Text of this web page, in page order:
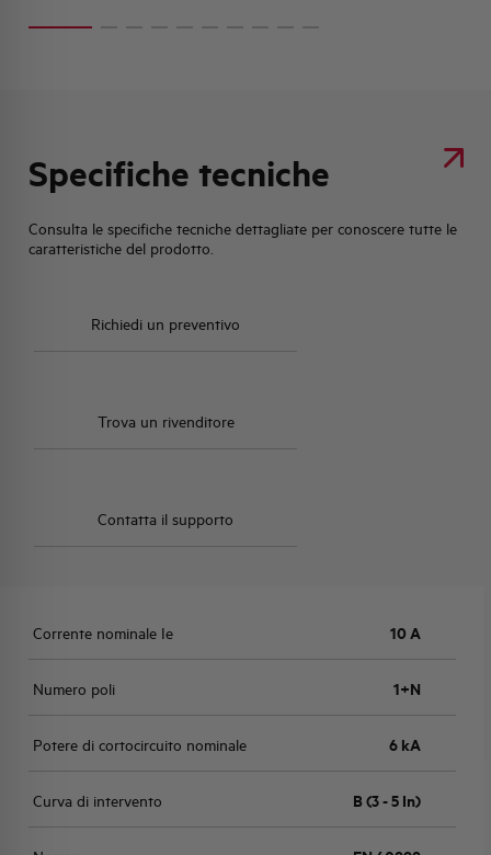
Specifiche tecniche
Consulta le specifiche tecniche dettagliate per conoscere tutte le
caratteristiche del prodotto.
Richiedi un preventivo
Trova un rivenditore
Contatta il supporto
Corrente nominale Ie 10 A
Numero poli 1+N
Potere di cortocircuito nominale 6 kA
Curva di intervento B (3 - 5 In)